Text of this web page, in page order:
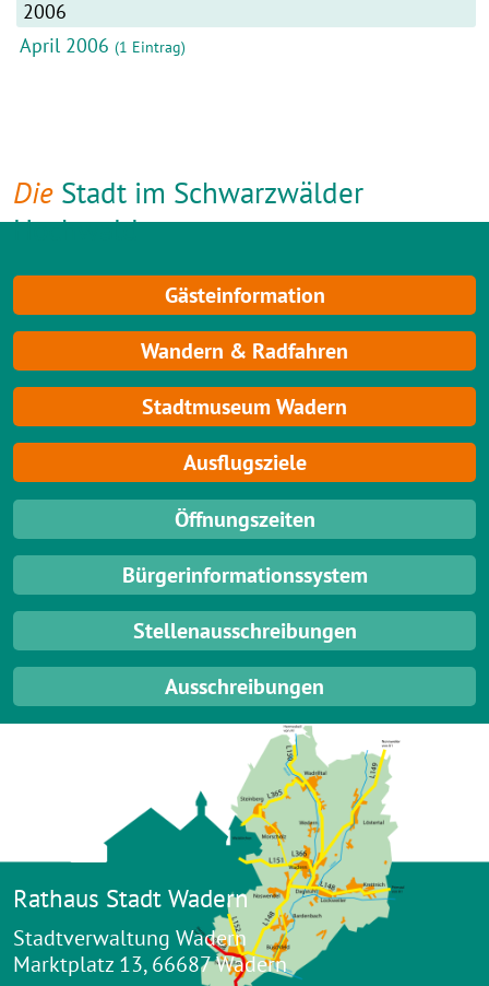
2006
April 2006 (1 Eintrag)
Die Stadt im Schwarzwälder
Hochwald
Gästeinformation
Wandern & Radfahren
Stadtmuseum Wadern
Ausflugsziele
Öffnungszeiten
Bürgerinformationssystem
Stellenausschreibungen
Ausschreibungen
Rathaus Stadt Wadern
Stadtverwaltung Wadern
Marktplatz 13, 66687 Wadern